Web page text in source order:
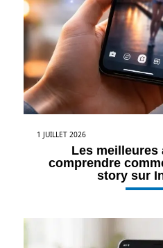
1 JUILLET 2026
Les meilleures
comprendre
story sur